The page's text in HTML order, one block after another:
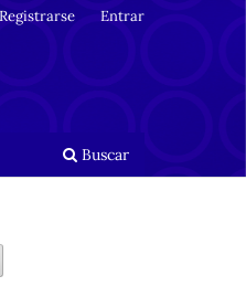
Buscar
Registrarse Entrar